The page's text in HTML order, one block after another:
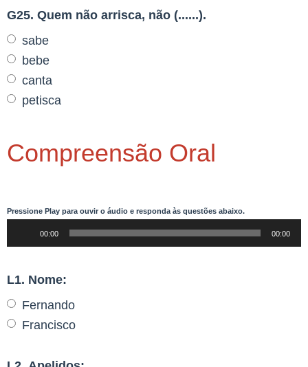
G25. Quem não arrisca, não (......).
sabe
bebe
canta
petisca
Compreensão Oral
Pressione Play para ouvir o áudio e responda às questões abaixo.
Reprodutor
de
00:00 00:00
L1. Nome:
Fernando
Francisco